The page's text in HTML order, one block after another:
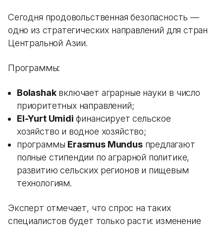
Сегодня продовольственная безопасность —
одно из стратегических направлений для стран
Центральной Азии.
Программы:
Bolashakвключает аграрные науки в число
приоритетных направлений;
El-Yurt Umidi финансирует сельское
хозяйство и водное хозяйство;
программы Erasmus Mundusпредлагают
полные стипендии по аграрной политике,
развитию сельских регионов и пищевым
технологиям.
Эксперт отмечает, что спрос на таких
специалистов будет только расти: изменение